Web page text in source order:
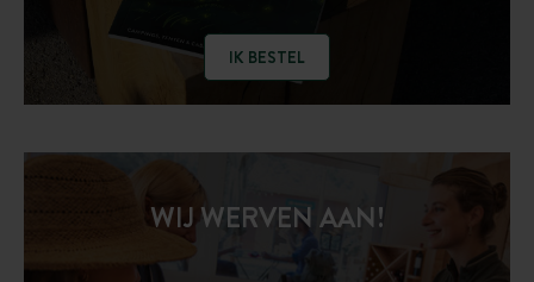
IK BESTEL
WIJ WERVEN AAN!